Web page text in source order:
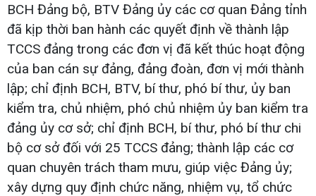
BCH Đảng bộ, BTV Đảng ủy các cơ quan Đảng tỉnh
đã kịp thời ban hành các quyết định về thành lập
TCCS đảng trong các đơn vị đã kết thúc hoạt động
của ban cán sự đảng, đảng đoàn, đơn vị mới thành
lập; chỉ định BCH, BTV, bí thư, phó bí thư, ủy ban
kiểm tra, chủ nhiệm, phó chủ nhiệm ủy ban kiểm tra
đảng ủy cơ sở; chỉ định BCH, bí thư, phó bí thư chi
bộ cơ sở đối với 25 TCCS đảng; thành lập các cơ
quan chuyên trách tham mưu, giúp việc Đảng ủy;
xây dựng quy định chức năng, nhiệm vụ, tổ chức